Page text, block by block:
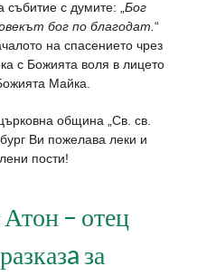
с думите: „ Бог
бог по благодат. “
на спасението чрез
с Божията воля в лицето
Майка.
община „Св. св.
Ви пожелава леки и
пости!
– отец
за